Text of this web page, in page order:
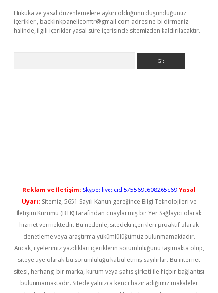
Hukuka ve yasal düzenlemelere aykırı olduğunu düşündüğünüz
içerikleri, backlinkpanelicomtr@gmail.com adresine bildirmeniz
halinde, ilgili içerikler yasal süre içerisinde sitemizden kaldırılacaktır.
Reklam ve İletişim: Skype: live:.cid.575569c608265c69Yasal
Uyarı: Sitemiz, 5651 Sayılı Kanun gereğince Bilgi Teknolojileri ve
İletişim Kurumu (BTK) tarafından onaylanmış bir Yer Sağlayıcı olarak
hizmet vermektedir. Bu nedenle, sitedeki içerikleri proaktif olarak
denetleme veya araştırma yükümlülüğümüz bulunmamaktadır.
Ancak, üyelerimiz yazdıkları içeriklerin sorumluluğunu taşımakta olup,
siteye üye olarak bu sorumluluğu kabul etmiş sayılırlar. Bu internet
sitesi, herhangi bir marka, kurum veya şahıs şirketi ile hiçbir bağlantısı
bulunmamaktadır. Sitede yalnızca kendi hazırladığımız makaleler